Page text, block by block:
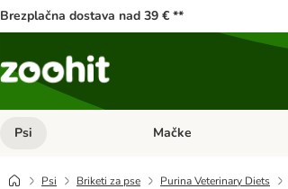
Brezplačna dostava nad 39 € **
Psi Odprite meni kategorij: Psi
Mačke
Psi Briketi za pse Purina Veterinary Diets